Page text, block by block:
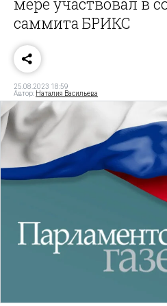
саммита БРИКС
25.08.2023 18:59
Автор: Наталия Васильева